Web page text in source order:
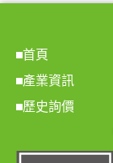
首頁
產業資訊
歷史詢價